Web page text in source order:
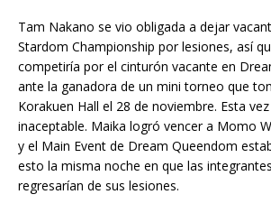
Tam Nakano se vio obligada a dejar
Stardom Championship por lesiones, así
competiría por el cinturón vacante en
ante la ganadora de un mini torneo que
Korakuen Hall el 28 de noviembre. Esta
inaceptable. Maika logró vencer a Momo
y el Main Event de Dream Queendom
esto la misma noche en que las
regresarían de sus lesiones.